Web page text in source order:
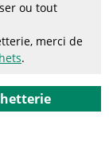
ou tout
merci de
.